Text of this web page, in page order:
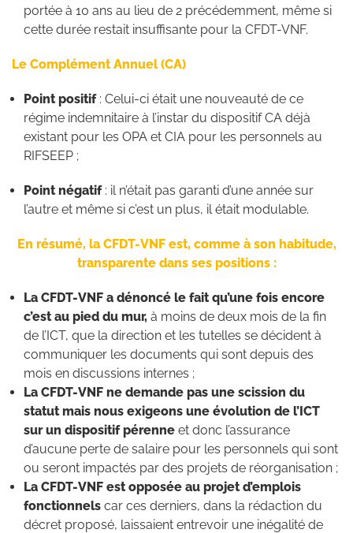
portée à 10 ans au lieu de 2 précédemment, même si
cette durée restait insuffisante pour la CFDT-VNF.
Le Complément Annuel (CA)
Point positif: Celui-ci était une nouveauté de ce
régime indemnitaire à l’instar du dispositif CA déjà
existant pour les OPA et CIA pour les personnels au
RIFSEEP ;
Point négatif: il n’était pas garanti d’une année sur
l’autre et même si c’est un plus, il était modulable.
En résumé, la CFDT-VNF est, comme à son habitude,
transparente dans ses positions :
La CFDT-VNF a dénoncé le fait qu’une fois encore
c’est au pied du mur, à moins de deux mois de la fin
de l’ICT, que la direction et les tutelles se décident à
communiquer les documents qui sont depuis des
mois en discussions internes ;
La CFDT-VNF ne demande pas une scission du
statut mais nous exigeons une évolution de l’ICT
sur un dispositif pérenne et donc l’assurance
d’aucune perte de salaire pour les personnels qui sont
ou seront impactés par des projets de réorganisation ;
La CFDT-VNF est opposée au projet d’emplois
fonctionnels car ces derniers, dans la rédaction du
décret proposé, laissaient entrevoir une inégalité de